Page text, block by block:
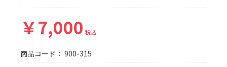
￥7,000 税込
商品コード： 900-315